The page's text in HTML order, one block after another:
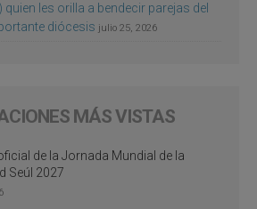
les orilla a bendecir parejas del
diócesis julio 25, 2026
MÁS VISTAS
de la Jornada Mundial de la
Seúl 2027